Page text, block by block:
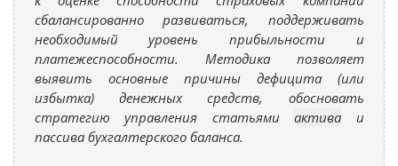
сбалансированно развиваться, поддерживать
необходимый уровень прибыльности и
платежеспособности. Методика позволяет
выявить основные причины дефицита (или
избытка) денежных средств, обосновать
стратегию управления статьями актива и
пассива бухгалтерского баланса.